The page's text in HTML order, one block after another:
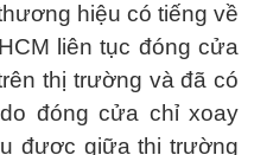
hiệu có tiếng về
liên tục đóng cửa
thị trường và đã có
đóng cửa chỉ xoay
được giữa thị trường